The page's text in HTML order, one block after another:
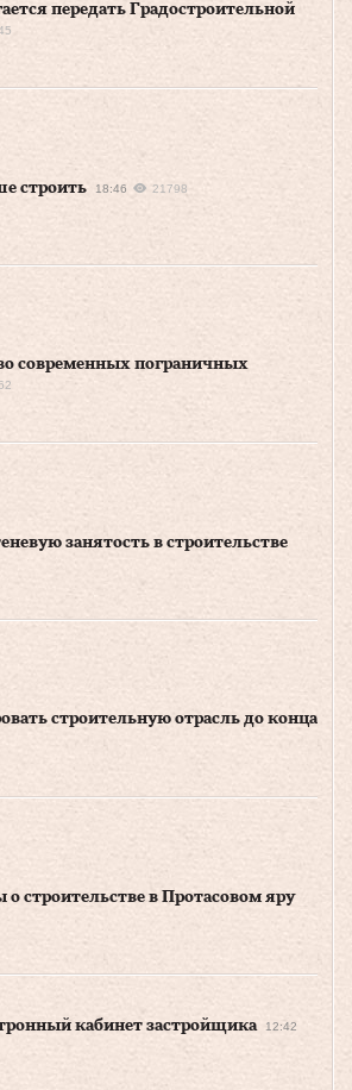
передать Градостроительной
строить
18:46 21798
современных пограничных
занятость в строительстве
строительную отрасль до конца
строительстве в Протасовом яру
кабинет застройщика
12:42